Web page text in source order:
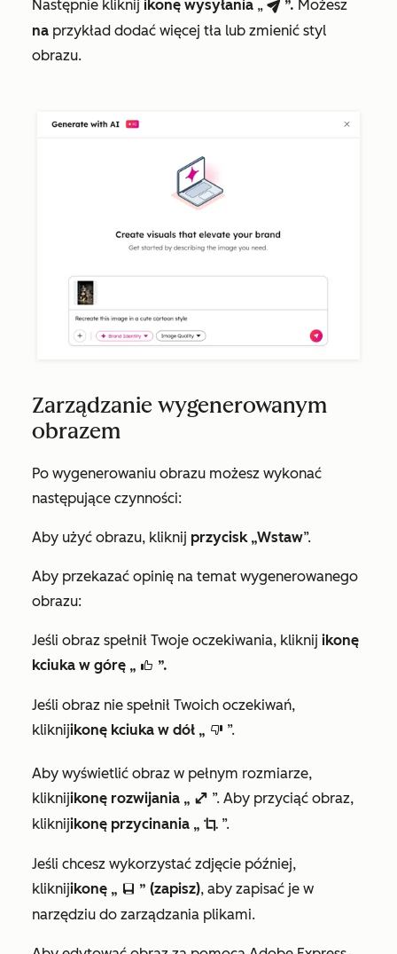
Następnie kliknij ikonę wysyłania „ breezeSendIcon ”. Możesz
na przykład dodać więcej tła lub zmienić styl
obrazu.
Zarządzanie wygenerowanym
obrazem
Po wygenerowaniu obrazu możesz wykonać
następujące czynności:
Aby użyć obrazu, kliknij przycisk „Wstaw”.
Aby przekazać opinię na temat wygenerowanego
obrazu:
Jeśli obraz spełnił Twoje oczekiwania, kliknij ikonę
kciuka w górę „ thumbsUpIcon ”.
Jeśli obraz nie spełnił Twoich oczekiwań,
kliknijikonę kciuka w dół „ thumbsDownIcon ”.
Aby wyświetlić obraz w pełnym rozmiarze,
kliknijikonę rozwijania „ enlarge ”. Aby przyciąć obraz,
kliknijikonę przycinania „ cropIcon ”.
Jeśli chcesz wykorzystać zdjęcie później,
kliknijikonę „ saveEditableViewIcon ” (zapisz), aby zapisać je w
narzędziu do zarządzania plikami.